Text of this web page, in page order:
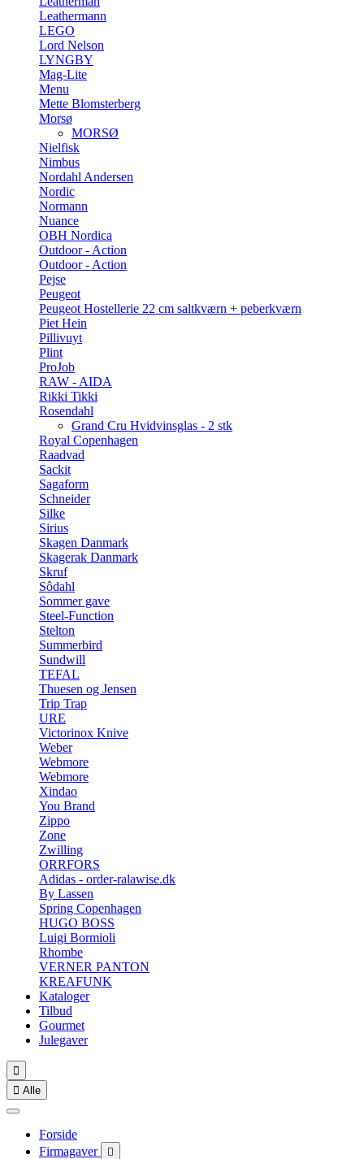
Leathermann
LEGO
Lord Nelson
LYNGBY
Mag-Lite
Menu
Mette Blomsterberg
Morsø
MORSØ
Nielfisk
Nimbus
Nordahl Andersen
Nordic
Normann
Nuance
OBH Nordica
Outdoor - Action
Outdoor - Action
Pejse
Peugeot
Peugeot Hostellerie 22 cm saltkværn + peberkværn
Piet Hein
Pillivuyt
Plint
ProJob
RAW - AIDA
Rikki Tikki
Rosendahl
Grand Cru Hvidvinsglas - 2 stk
Royal Copenhagen
Raadvad
Sackit
Sagaform
Schneider
Silke
Sirius
Skagen Danmark
Skagerak Danmark
Skruf
Sôdahl
Sommer gave
Steel-Function
Stelton
Summerbird
Sundwill
TEFAL
Thuesen og Jensen
Trip Trap
URE
Victorinox Knive
Weber
Webmore
Webmore
Xindao
You Brand
Zippo
Zone
Zwilling
ORRFORS
Adidas - order-ralawise.dk
By Lassen
Spring Copenhagen
HUGO BOSS
Luigi Bormioli
Rhombe
VERNER PANTON
KREAFUNK
Kataloger
Tilbud
Gourmet
Julegaver

 Alle
Forside
Firmagaver
